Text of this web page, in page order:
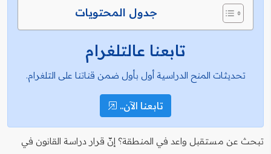
جدول المحتويات
تابعنا عالتلغرام
تحديثات المنح الدراسية أول بأول ضمن قناتنا على التلغرام.
تابعنا الآن..
تبحث عن مستقبل واعد في المنطقة؟ إنّ قرار دراسة القانون في